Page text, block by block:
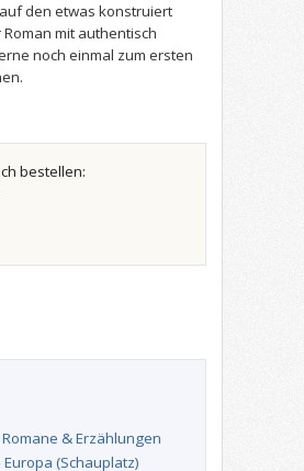
den etwas konstruiert
mit authentisch
noch einmal zum ersten
bestellen:
Romane & Erzählungen
Europa (Schauplatz)